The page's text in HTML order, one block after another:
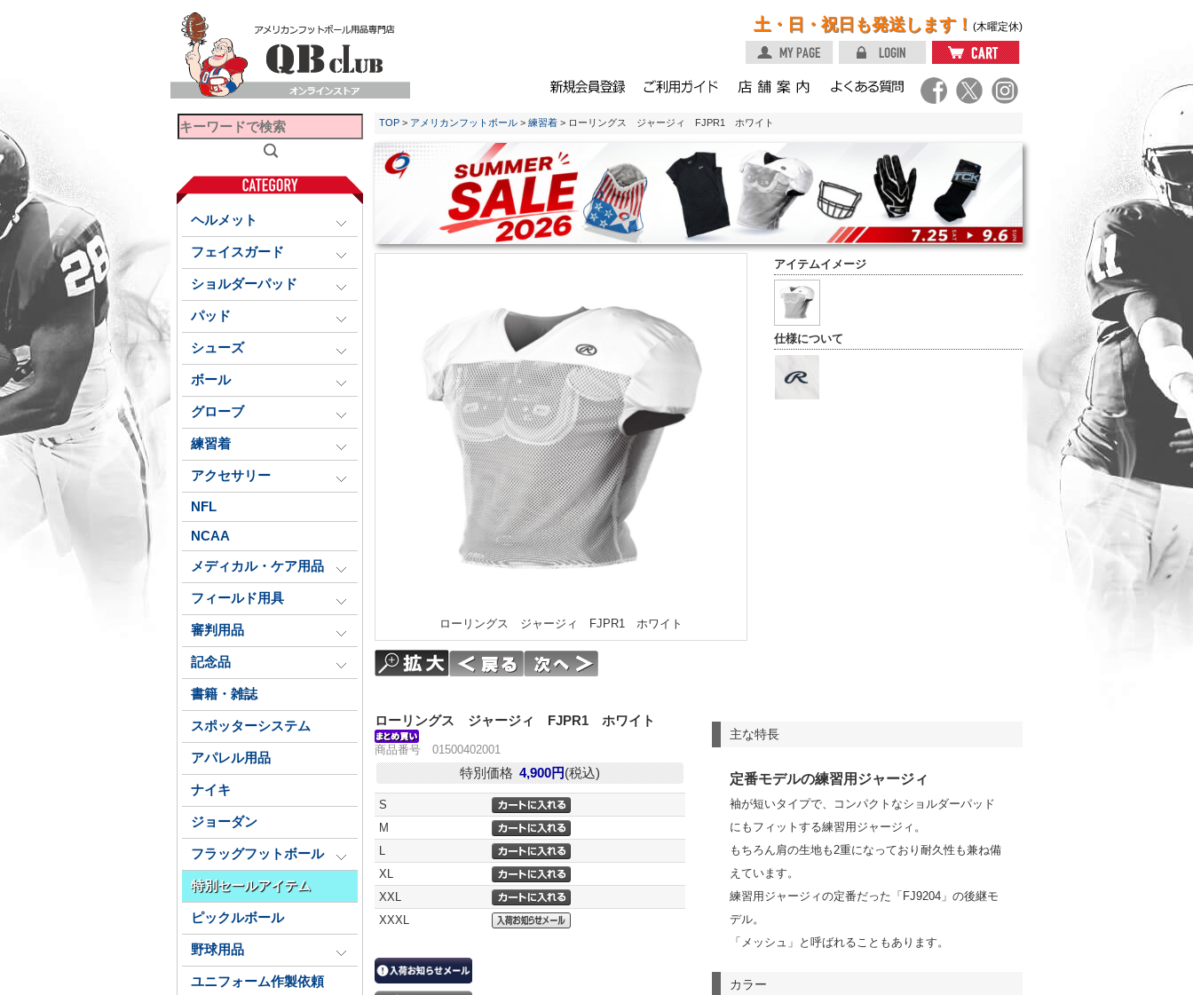
土・日・祝日も発送します！ (木曜定休)
ヘルメット
フェイスガード
ショルダーパッド
パッド
シューズ
ボール
グローブ
練習着
アクセサリー
NFL
NCAA
メディカル・ケア用品
フィールド用具
審判用品
記念品
書籍・雑誌
スポッターシステム
アパレル用品
ナイキ
ジョーダン
フラッグフットボール
特別セールアイテム
ピックルボール
野球用品
ユニフォーム作製依頼
TOP > アメリカンフットボール > 練習着 > ローリングス ジャージィ FJPR1 ホワイト
アイテムイメージ
仕様について
ローリングス ジャージィ FJPR1 ホワイト
主な特長
定番モデルの練習用ジャージィ
袖が短いタイプで、コンパクトなショルダーパッド
にもフィットする練習用ジャージィ。
もちろん肩の生地も2重になっており耐久性も兼ね備
えています。
練習用ジャージィの定番だった「FJ9204」の後継モ
デル。
「メッシュ」と呼ばれることもあります。
カラー
ローリングス ジャージィ FJPR1 ホワイト
商品番号 01500402001
特別価格 4,900円(税込)
S
M
L
XL
XXL
XXXL